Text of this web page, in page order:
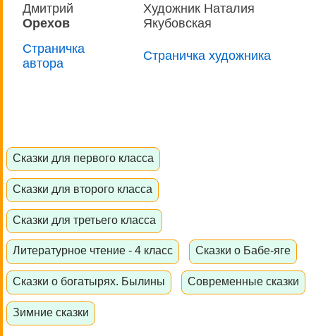
Дмитрий
Орехов
Художник Наталия
Якубовская
Страничка
автора
Страничка художника
Сказки для первого класса
Сказки для второго класса
Сказки для третьего класса
Литературное чтение - 4 класс Сказки о Бабе-яге
Сказки о богатырях. Былины Современные сказки
Зимние сказки